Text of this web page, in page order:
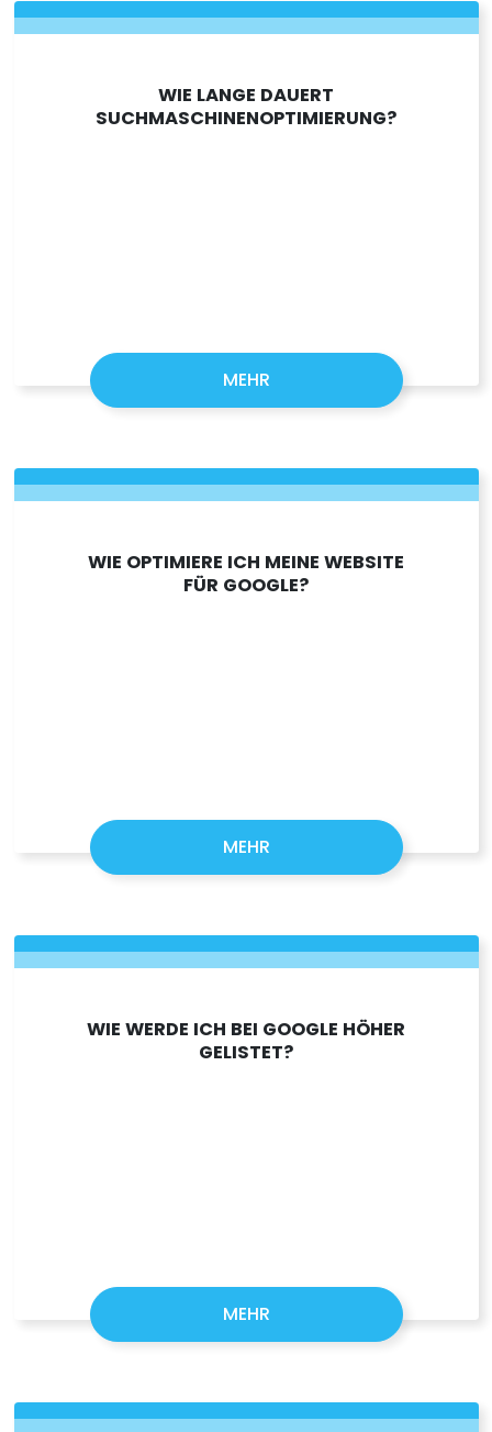
WIE LANGE DAUERT
SUCHMASCHINENOPTIMIERUNG?
MEHR
WIE OPTIMIERE ICH MEINE WEBSITE
FÜR GOOGLE?
MEHR
WIE WERDE ICH BEI GOOGLE HÖHER
GELISTET?
MEHR